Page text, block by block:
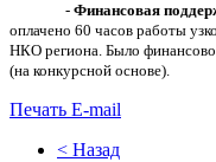
-Финансовая
оплачено 60 часов работы
НКО региона. Было
(на конкурсной основе).
Печать E-mail
< Назад